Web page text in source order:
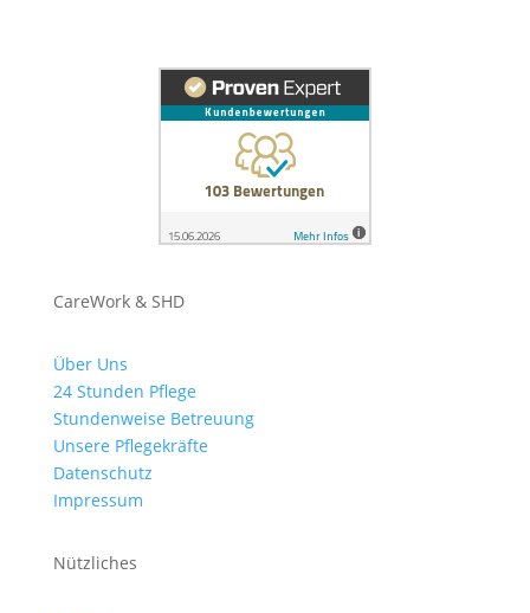
CareWork & SHD
Über Uns
24 Stunden Pflege
Stundenweise Betreuung
Unsere Pflegekräfte
Datenschutz
Impressum
Nützliches